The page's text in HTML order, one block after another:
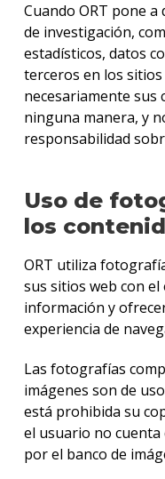
Cuando ORT pone
de investigación,
estadísticos, datos
terceros en los
necesariamente sus
ninguna manera, y
responsabilidad
Uso de
los
ORT utiliza
sus sitios web con
información y
experiencia de
Las fotografías
imágenes son de
está prohibida su
el usuario no
por el banco de